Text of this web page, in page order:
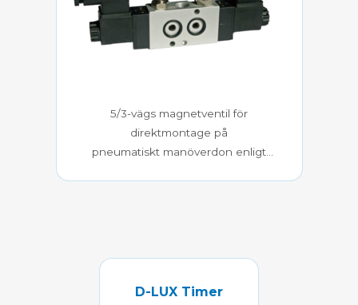
5/3-vägs magnetventil för
direktmontage på
pneumatiskt manöverdon enligt
D-LUX Timer